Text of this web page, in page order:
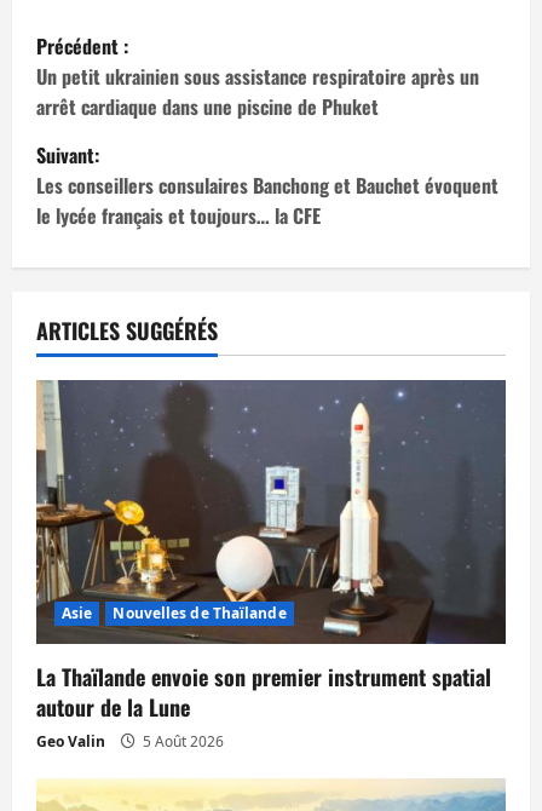
N
a
v
i
g
t
i
o
n
d
’
a
r
t
i
Précédent :
Un petit ukrainien sous assistance respiratoire après un
arrêt cardiaque dans une piscine de Phuket
Suivant:
Les conseillers consulaires Banchong et Bauchet évoquent
le lycée français et toujours… la CFE
ARTICLES SUGGÉRÉS
Asie Nouvelles de Thaïlande
La Thaïlande envoie son premier instrument spatial
autour de la Lune
Geo Valin 5 Août 2026